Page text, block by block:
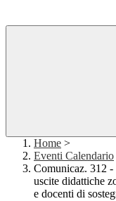
Home >
Eventi Calendario
Comunicaz. 312
uscite didattiche
e docenti di